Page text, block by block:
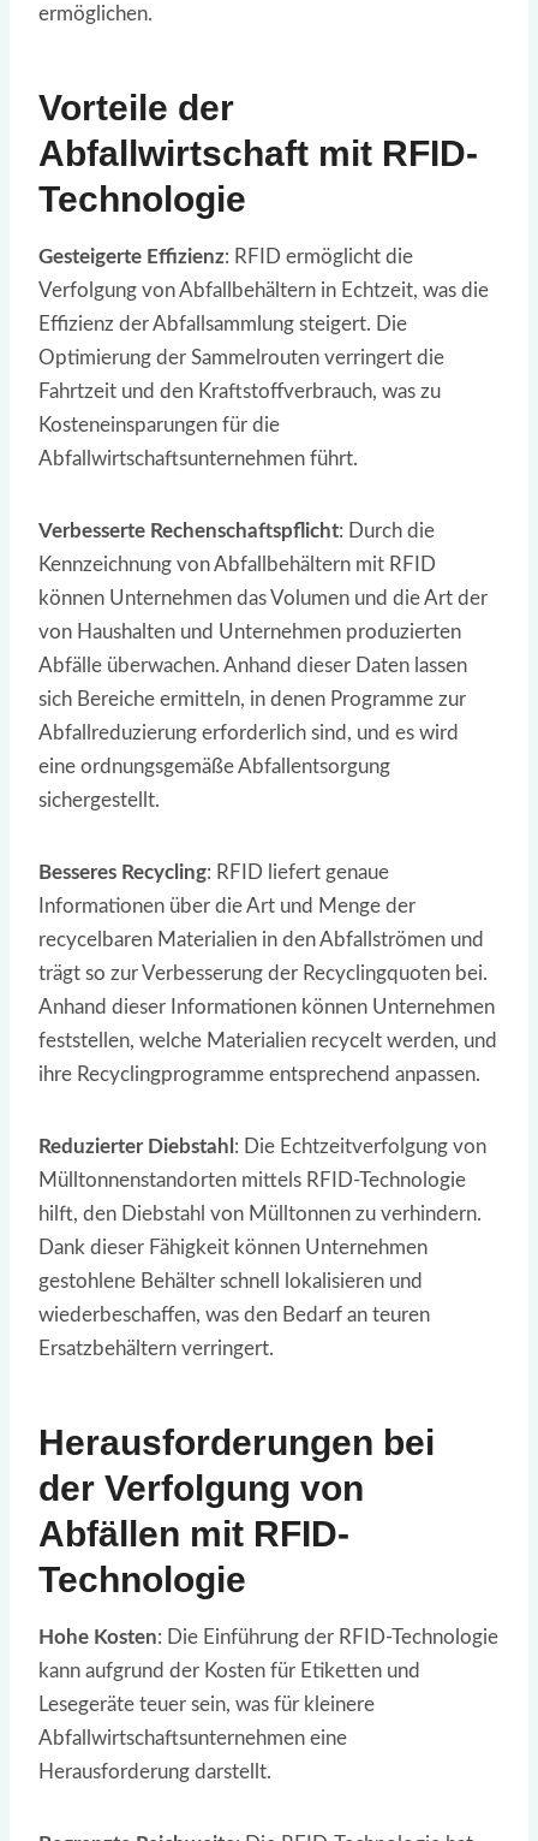
ermöglichen.
Vorteile der
Abfallwirtschaft mit RFID-
Technologie
Gesteigerte Effizienz: RFID ermöglicht die
Verfolgung von Abfallbehältern in Echtzeit, was die
Effizienz der Abfallsammlung steigert. Die
Optimierung der Sammelrouten verringert die
Fahrtzeit und den Kraftstoffverbrauch, was zu
Kosteneinsparungen für die
Abfallwirtschaftsunternehmen führt.
Verbesserte Rechenschaftspflicht: Durch die
Kennzeichnung von Abfallbehältern mit RFID
können Unternehmen das Volumen und die Art der
von Haushalten und Unternehmen produzierten
Abfälle überwachen. Anhand dieser Daten lassen
sich Bereiche ermitteln, in denen Programme zur
Abfallreduzierung erforderlich sind, und es wird
eine ordnungsgemäße Abfallentsorgung
sichergestellt.
Besseres Recycling: RFID liefert genaue
Informationen über die Art und Menge der
recycelbaren Materialien in den Abfallströmen und
trägt so zur Verbesserung der Recyclingquoten bei.
Anhand dieser Informationen können Unternehmen
feststellen, welche Materialien recycelt werden, und
ihre Recyclingprogramme entsprechend anpassen.
Reduzierter Diebstahl : Die Echtzeitverfolgung von
Mülltonnenstandorten mittels RFID-Technologie
hilft, den Diebstahl von Mülltonnen zu verhindern.
Dank dieser Fähigkeit können Unternehmen
gestohlene Behälter schnell lokalisieren und
wiederbeschaffen, was den Bedarf an teuren
Ersatzbehältern verringert.
Herausforderungen bei
der Verfolgung von
Abfällen mit RFID-
Technologie
Hohe Kosten: Die Einführung der RFID-Technologie
kann aufgrund der Kosten für Etiketten und
Lesegeräte teuer sein, was für kleinere
Abfallwirtschaftsunternehmen eine
Herausforderung darstellt.